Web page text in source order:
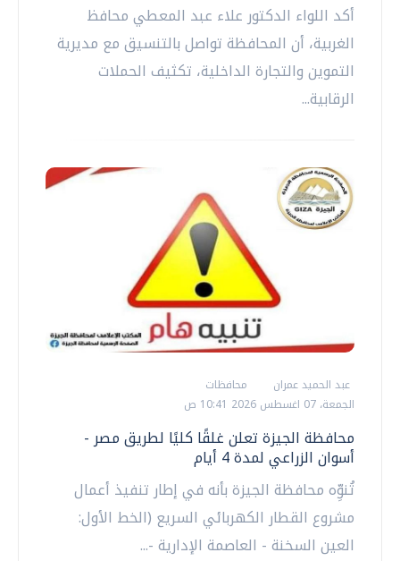
أكد اللواء الدكتور علاء عبد المعطي محافظ
الغربية، أن المحافظة تواصل بالتنسيق مع مديرية
التموين والتجارة الداخلية، تكثيف الحملات
الرقابية...
عبد الحميد عمران
محافظات
الجمعة، 07 اغسطس 2026 10:41 ص
محافظة الجيزة تعلن غلقًا كليًا لطريق مصر -
أسوان الزراعي لمدة 4 أيام
تُنوِّه محافظة الجيزة بأنه في إطار تنفيذ أعمال
مشروع القطار الكهربائي السريع (الخط الأول:
العين السخنة - العاصمة الإدارية -...